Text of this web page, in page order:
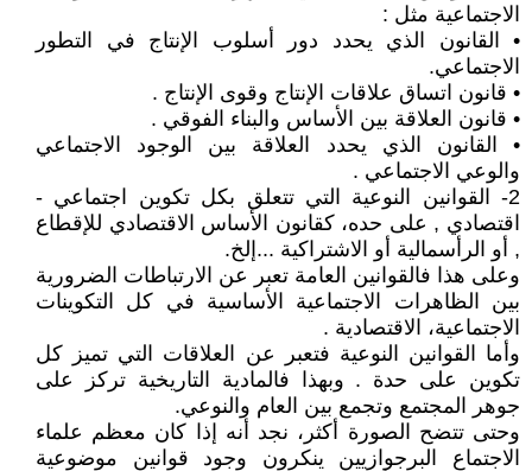
الاجتماعية مثل :
• القانون الذي يحدد دور أسلوب الإنتاج في التطور
الاجتماعي.
• قانون اتساق علاقات الإنتاج وقوى الإنتاج .
• قانون العلاقة بين الأساس والبناء الفوقي .
• القانون الذي يحدد العلاقة بين الوجود الاجتماعي
والوعي الاجتماعي .
2- القوانين النوعية التي تتعلق بكل تكوين اجتماعي -
اقتصادي , على حده، كقانون الأساس الاقتصادي للإقطاع
, أو الرأسمالية أو الاشتراكية ...إلخ.
وعلى هذا فالقوانين العامة تعبر عن الارتباطات الضرورية
بين الظاهرات الاجتماعية الأساسية في كل التكوينات
الاجتماعية، الاقتصادية .
وأما القوانين النوعية فتعبر عن العلاقات التي تميز كل
تكوين على حدة . وبهذا فالمادية التاريخية تركز على
جوهر المجتمع وتجمع بين العام والنوعي.
وحتى تتضح الصورة أكثر، نجد أنه إذا كان معظم علماء
الاجتماع البرجوازيين ينكرون وجود قوانين موضوعية